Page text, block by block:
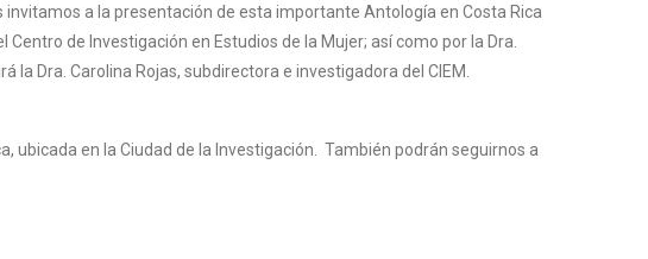
a la presentación de esta importante Antología en Costa Rica
de Investigación en Estudios de la Mujer; así como por la Dra.
la Dra. Carolina Rojas, subdirectora e investigadora del CIEM.
ubicada en la Ciudad de la Investigación. También podrán seguirnos a